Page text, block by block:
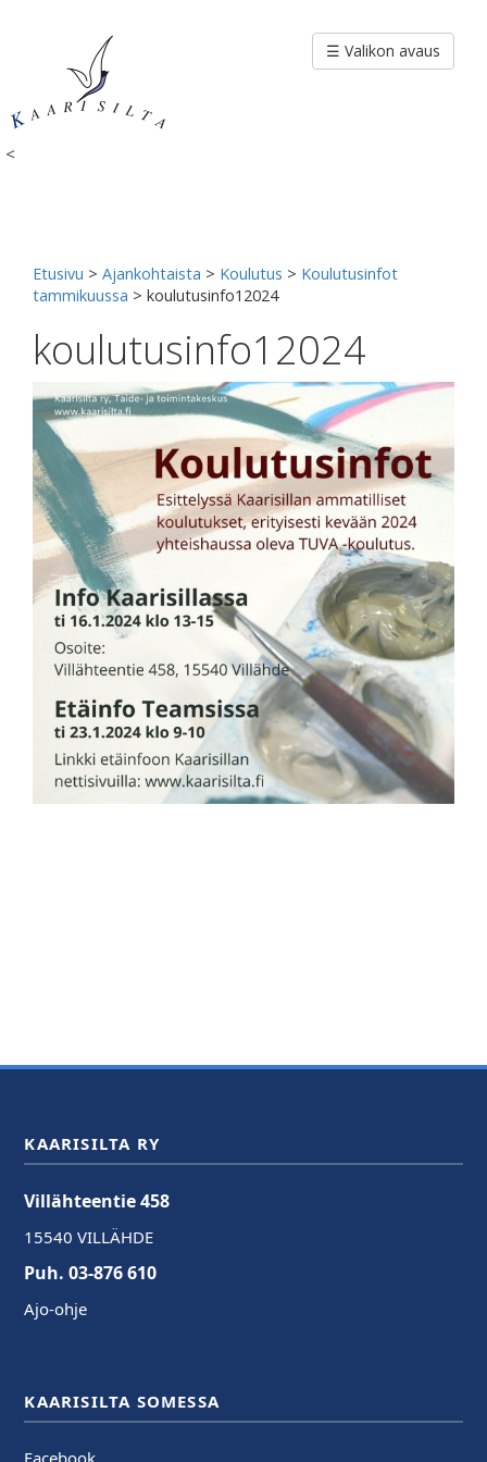
<
☰ Valikon avaus
Etusivu > Ajankohtaista > Koulutus > Koulutusinfot
tammikuussa > koulutusinfo12024
koulutusinfo12024
KAARISILTA RY
Villähteentie 458
15540 VILLÄHDE
Puh. 03-876 610
Ajo-ohje
KAARISILTA SOMESSA
Facebook